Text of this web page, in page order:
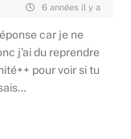
6 années il y a
car je ne
j’ai du reprendre
pour voir si tu